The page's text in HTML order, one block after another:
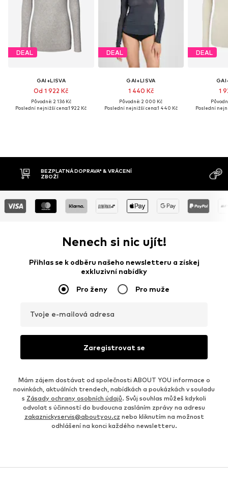
DEAL
GAI+LISVA
Od 1 922 Kč
Původně: 2 136 Kč
Poslední nejnižší cena:1 922 Kč
DEAL
GAI+LISVA
1 440 Kč
Původně: 2 000 Kč
Poslední nejnižší cena:1 440 Kč
DEAL
1
Poslední
BEZPLATNÁ DOPRAVA* & VRÁCENÍ
ZBOŽÍ
Nenech si nic ujít!
Přihlas se k odběru našeho newsletteru a získej
exkluzivní nabídky
Pro ženy Pro muže
Tvoje e-mailová adresa
Zaregistrovat se
Mám zájem dostávat od společnosti ABOUT YOU informace o
novinkách, aktuálních trendech, nabídkách a poukázkách v souladu
s Zásady ochrany osobních údajů. Svůj souhlas můžeš kdykoli
odvolat s účinností do budoucna zasláním zprávy na adresu
zakaznickyservis@aboutyou.cz nebo kliknutím na možnost
odhlášení na konci každého newsletteru.